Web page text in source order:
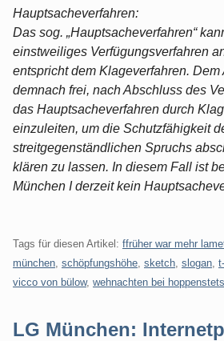
Hauptsacheverfahren:
Das sog. „Hauptsacheverfahren“
einstweiliges Verfügungsverfahren
entspricht dem Klageverfahren.
demnach frei, nach Abschluss des
das Hauptsacheverfahren durch
einzuleiten, um die Schutzfähigkeit
streitgegenständlichen Spruchs
klären zu lassen. In diesem Fall ist
München I derzeit kein
Tags für diesen Artikel: ffrüher war mehr
münchen schöpfungshöhe sketch slogan
vicco von bülow, wehnachten bei hoppenstets
LG München: